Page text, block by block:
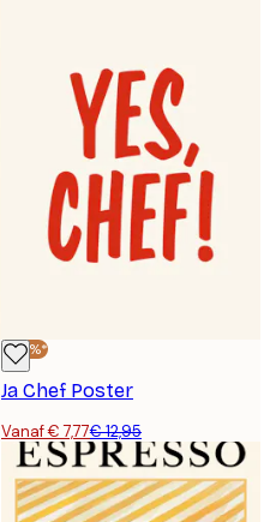
-40%*
Ja Chef Poster
Vanaf € 7,77€ 12,95